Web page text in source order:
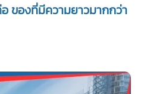
ของที่มีความยาวมากกว่า